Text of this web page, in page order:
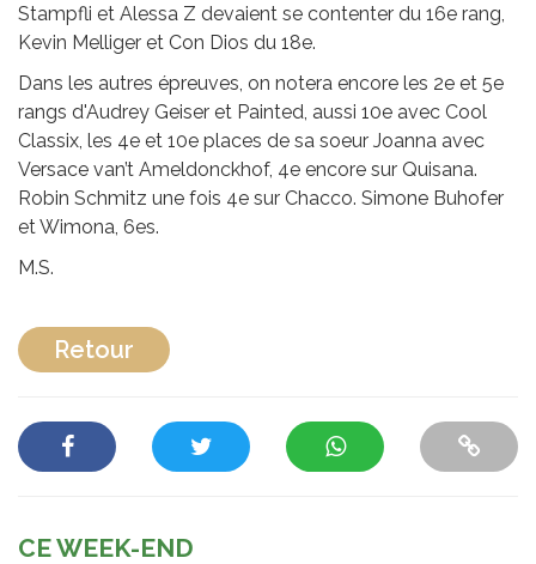
Stampfli et Alessa Z devaient se contenter du 16e rang,
Kevin Melliger et Con Dios du 18e.
Dans les autres épreuves, on notera encore les 2e et 5e
rangs d'Audrey Geiser et Painted, aussi 10e avec Cool
Classix, les 4e et 10e places de sa soeur Joanna avec
Versace van’t Ameldonckhof, 4e encore sur Quisana.
Robin Schmitz une fois 4e sur Chacco. Simone Buhofer
et Wimona, 6es.
M.S.
Retour
CE WEEK-END